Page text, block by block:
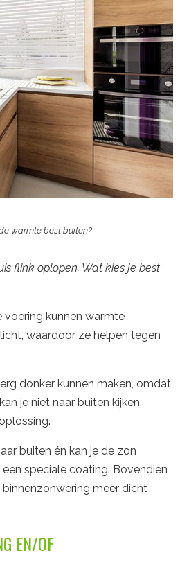
warmte best buiten?
flink oplopen. Wat kies je best
kunnen warmte
waardoor ze helpen tegen
donker kunnen maken, omdat
je niet naar buiten kijken.
buiten én kan je de zon
speciale coating. Bovendien
meer dicht
EN/OF